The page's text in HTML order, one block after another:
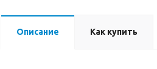
Описание Как купить